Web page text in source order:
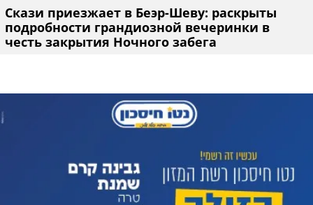
Скази приезжает в Беэр-Шеву: раскрыты
подробности грандиозной вечеринки в
честь закрытия Ночного забега